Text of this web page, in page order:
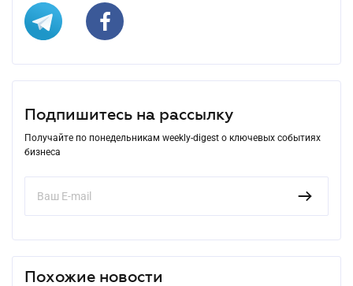
Подпишитесь на рассылку
Получайте по понедельникам weekly-digest о ключевых событиях
бизнеса
Похожие новости